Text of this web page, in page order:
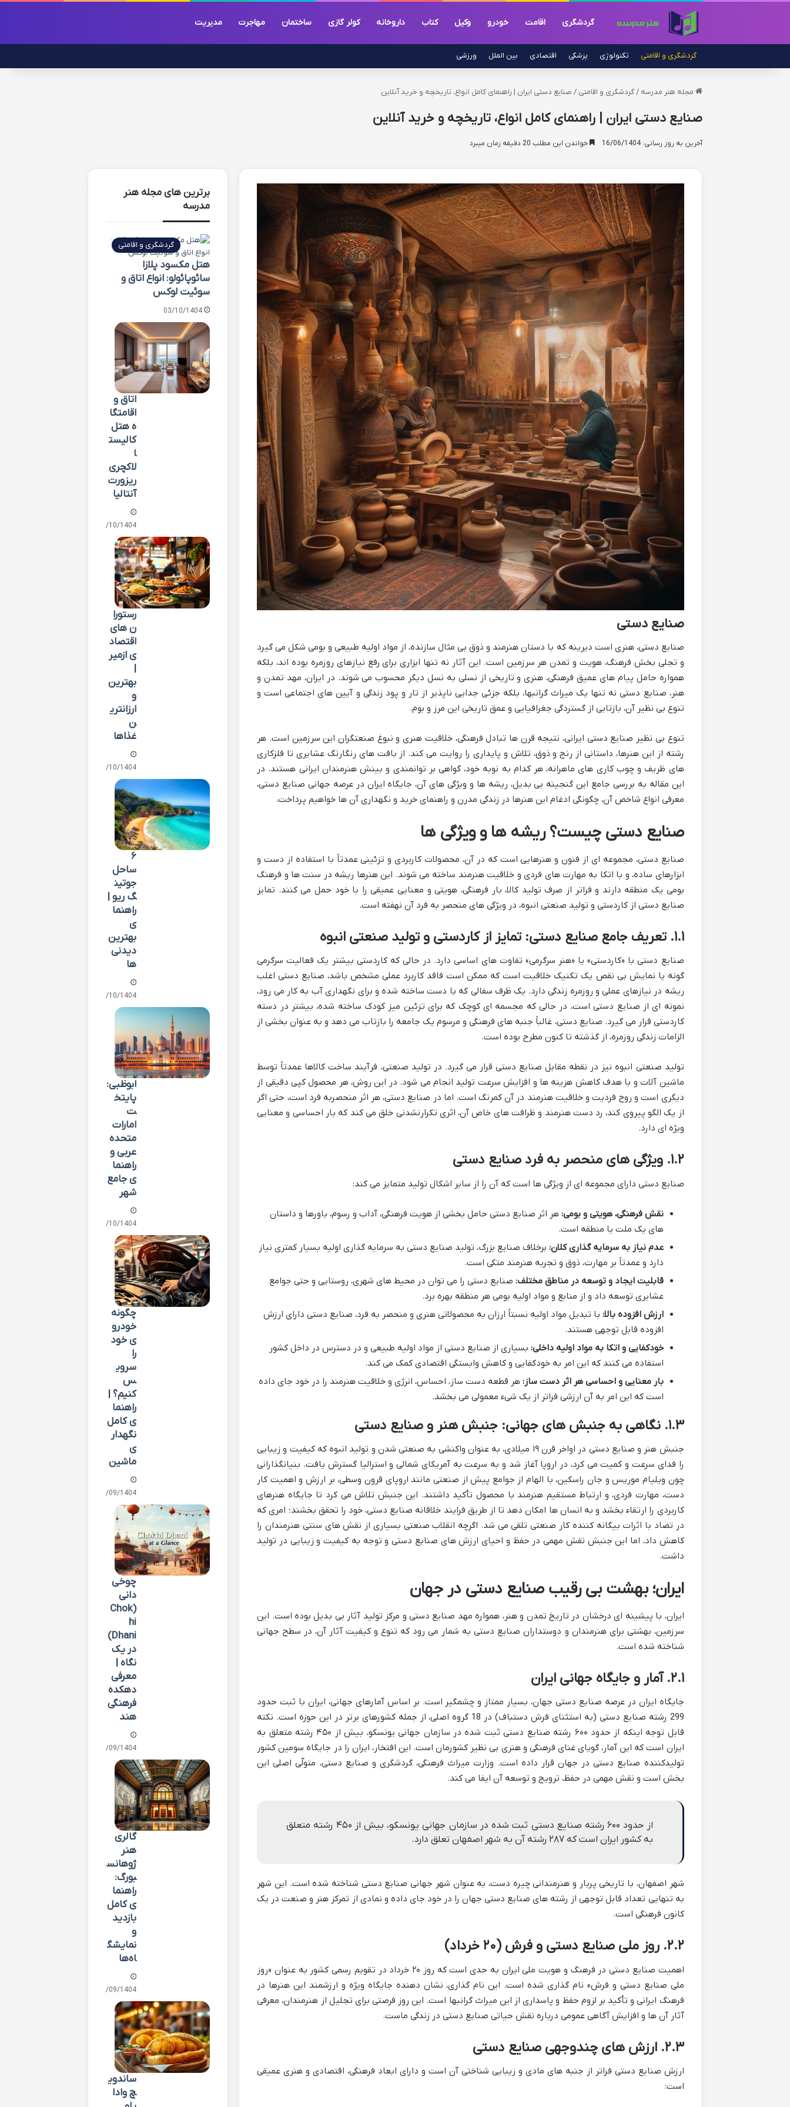
گردشگری اقامت خودرو وکیل کتاب داروخانه کولر گازی ساختمان مهاجرت مدیریت
گردشگری و اقامتی تکنولوژی پزشکی اقتصادی بین الملل ورزشی
مجله هنر مدرسه / گردشگری و اقامتی / صنایع دستی ایران | راهنمای کامل انواع، تاریخچه و خرید آنلاین
صنایع دستی ایران | راهنمای کامل انواع، تاریخچه و خرید آنلاین
آخرین به روز رسانی: 16/06/1404 خواندن این مطلب 20 دقیقه زمان میبرد
صنایع دستی
صنایع دستی، هنری است دیرینه که با دستان هنرمند و ذوق بی مثال سازنده، از مواد اولیه طبیعی و بومی شکل می گیرد
و تجلی بخش فرهنگ، هویت و تمدن هر سرزمین است. این آثار نه تنها ابزاری برای رفع نیازهای روزمره بوده اند، بلکه
همواره حامل پیام های عمیق فرهنگی، هنری و تاریخی از نسلی به نسل دیگر محسوب می شوند. در ایران، مهد تمدن و
هنر، صنایع دستی نه تنها یک میراث گرانبها، بلکه جزئی جدایی ناپذیر از تار و پود زندگی و آیین های اجتماعی است و
تنوع بی نظیر آن، بازتابی از گستردگی جغرافیایی و عمق تاریخی این مرز و بوم.
تنوع بی نظیر صنایع دستی ایرانی، نتیجه قرن ها تبادل فرهنگی، خلاقیت هنری و نبوغ صنعتگران این سرزمین است. هر
رشته از این هنرها، داستانی از رنج و ذوق، تلاش و پایداری را روایت می کند. از بافت های رنگارنگ عشایری تا فلزکاری
های ظریف و چوب کاری های ماهرانه، هر کدام به نوبه خود، گواهی بر توانمندی و بینش هنرمندان ایرانی هستند. در
این مقاله به بررسی جامع این گنجینه بی بدیل، ریشه ها و ویژگی های آن، جایگاه ایران در عرصه جهانی صنایع دستی،
معرفی انواع شاخص آن، چگونگی ادغام این هنرها در زندگی مدرن و راهنمای خرید و نگهداری آن ها خواهیم پرداخت.
صنایع دستی چیست؟ ریشه ها و ویژگی ها
صنایع دستی، مجموعه ای از فنون و هنرهایی است که در آن، محصولات کاربردی و تزئینی عمدتاً با استفاده از دست و
ابزارهای ساده، و با اتکا به مهارت های فردی و خلاقیت هنرمند ساخته می شوند. این هنرها ریشه در سنت ها و فرهنگ
بومی یک منطقه دارند و فراتر از صرف تولید کالا، بار فرهنگی، هویتی و معنایی عمیقی را با خود حمل می کنند. تمایز
صنایع دستی از کاردستی و تولید صنعتی انبوه، در ویژگی های منحصر به فرد آن نهفته است.
۱.۱. تعریف جامع صنایع دستی: تمایز از کاردستی و تولید صنعتی انبوه
صنایع دستی با «کاردستی» یا «هنر سرگرمی» تفاوت های اساسی دارد. در حالی که کاردستی بیشتر یک فعالیت سرگرمی
گونه یا نمایش بی نقص یک تکنیک خلاقیت است که ممکن است فاقد کاربرد عملی مشخص باشد، صنایع دستی اغلب
ریشه در نیازهای عملی و روزمره زندگی دارد. یک ظرف سفالی که با دست ساخته شده و برای نگهداری آب به کار می رود،
نمونه ای از صنایع دستی است، در حالی که مجسمه ای کوچک که برای تزئین میز کودک ساخته شده، بیشتر در دسته
کاردستی قرار می گیرد. صنایع دستی، غالباً جنبه های فرهنگی و مرسوم یک جامعه را بازتاب می دهد و به عنوان بخشی از
الزامات زندگی روزمره، از گذشته تا کنون مطرح بوده است.
تولید صنعتی انبوه نیز در نقطه مقابل صنایع دستی قرار می گیرد. در تولید صنعتی، فرآیند ساخت کالاها عمدتاً توسط
ماشین آلات و با هدف کاهش هزینه ها و افزایش سرعت تولید انجام می شود. در این روش، هر محصول کپی دقیقی از
دیگری است و روح فردیت و خلاقیت هنرمند در آن کمرنگ است. اما در صنایع دستی، هر اثر منحصربه فرد است، حتی اگر
از یک الگو پیروی کند، رد دست هنرمند و ظرافت های خاص آن، اثری تکرارنشدنی خلق می کند که بار احساسی و معنایی
ویژه ای دارد.
۱.۲. ویژگی های منحصر به فرد صنایع دستی
صنایع دستی دارای مجموعه ای از ویژگی ها است که آن را از سایر اشکال تولید متمایز می کند:
نقش فرهنگی، هویتی و بومی: هر اثر صنایع دستی حامل بخشی از هویت فرهنگی، آداب و رسوم، باورها و داستان
های یک ملت یا منطقه است.
عدم نیاز به سرمایه گذاری کلان: برخلاف صنایع بزرگ، تولید صنایع دستی به سرمایه گذاری اولیه بسیار کمتری نیاز
دارد و عمدتاً بر مهارت، ذوق و تجربه هنرمند متکی است.
قابلیت ایجاد و توسعه در مناطق مختلف: صنایع دستی را می توان در محیط های شهری، روستایی و حتی جوامع
عشایری توسعه داد و از منابع و مواد اولیه بومی هر منطقه بهره برد.
ارزش افزوده بالا: با تبدیل مواد اولیه نسبتاً ارزان به محصولاتی هنری و منحصر به فرد، صنایع دستی دارای ارزش
افزوده قابل توجهی هستند.
خودکفایی و اتکا به مواد اولیه داخلی: بسیاری از صنایع دستی از مواد اولیه طبیعی و در دسترس در داخل کشور
استفاده می کنند که این امر به خودکفایی و کاهش وابستگی اقتصادی کمک می کند.
بار معنایی و احساسی هر اثر دست ساز: هر قطعه دست ساز، احساس، انرژی و خلاقیت هنرمند را در خود جای داده
است که این امر به آن ارزشی فراتر از یک شیء معمولی می بخشد.
۱.۳. نگاهی به جنبش های جهانی: جنبش هنر و صنایع دستی
جنبش هنر و صنایع دستی در اواخر قرن ۱۹ میلادی، به عنوان واکنشی به صنعتی شدن و تولید انبوه که کیفیت و زیبایی
را فدای سرعت و کمیت می کرد، در اروپا آغاز شد و به سرعت به آمریکای شمالی و استرالیا گسترش یافت. بنیانگذارانی
چون ویلیام موریس و جان راسکین، با الهام از جوامع پیش از صنعتی مانند اروپای قرون وسطی، بر ارزش و اهمیت کار
دست، مهارت فردی، و ارتباط مستقیم هنرمند با محصول تأکید داشتند. این جنبش تلاش می کرد تا جایگاه هنرهای
کاربردی را ارتقاء بخشد و به انسان ها امکان دهد تا از طریق فرایند خلاقانه صنایع دستی، خود را تحقق بخشند؛ امری که
در تضاد با اثرات بیگانه کننده کار صنعتی تلقی می شد. اگرچه انقلاب صنعتی بسیاری از نقش های سنتی هنرمندان را
کاهش داد، اما این جنبش نقش مهمی در حفظ و احیای ارزش های صنایع دستی و توجه به کیفیت و زیبایی در تولید
داشت.
ایران؛ بهشت بی رقیب صنایع دستی در جهان
ایران، با پیشینه ای درخشان در تاریخ تمدن و هنر، همواره مهد صنایع دستی و مرکز تولید آثار بی بدیل بوده است. این
سرزمین، بهشتی برای هنرمندان و دوستداران صنایع دستی به شمار می رود که تنوع و کیفیت آثار آن، در سطح جهانی
شناخته شده است.
۲.۱. آمار و جایگاه جهانی ایران
جایگاه ایران در عرصه صنایع دستی جهان، بسیار ممتاز و چشمگیر است. بر اساس آمارهای جهانی، ایران با ثبت حدود
299 رشته صنایع دستی (به استثنای فرش دستباف) در 18 گروه اصلی، از جمله کشورهای برتر در این حوزه است. نکته
قابل توجه اینکه از حدود ۶۰۰ رشته صنایع دستی ثبت شده در سازمان جهانی یونسکو، بیش از ۴۵۰ رشته متعلق به
ایران است که این آمار، گویای غنای فرهنگی و هنری بی نظیر کشورمان است. این افتخار، ایران را در جایگاه سومین کشور
تولیدکننده صنایع دستی در جهان قرار داده است. وزارت میراث فرهنگی، گردشگری و صنایع دستی، متولّی اصلی این
بخش است و نقش مهمی در حفظ، ترویج و توسعه آن ایفا می کند.
از حدود ۶۰۰ رشته صنایع دستی ثبت شده در سازمان جهانی یونسکو، بیش از ۴۵۰ رشته متعلق
به کشور ایران است که ۲۸۷ رشته آن به شهر اصفهان تعلق دارد.
شهر اصفهان، با تاریخی پربار و هنرمندانی چیره دست، به عنوان شهر جهانی صنایع دستی شناخته شده است. این شهر
به تنهایی تعداد قابل توجهی از رشته های صنایع دستی جهان را در خود جای داده و نمادی از تمرکز هنر و صنعت در یک
کانون فرهنگی است.
۲.۲. روز ملی صنایع دستی و فرش (۲۰ خرداد)
اهمیت صنایع دستی در فرهنگ و هویت ملی ایران به حدی است که روز ۲۰ خرداد در تقویم رسمی کشور به عنوان «روز
ملی صنایع دستی و فرش» نام گذاری شده است. این نام گذاری، نشان دهنده جایگاه ویژه و ارزشمند این هنرها در
فرهنگ ایرانی و تأکید بر لزوم حفظ و پاسداری از این میراث گرانبها است. این روز فرصتی برای تجلیل از هنرمندان، معرفی
آثار آن ها و افزایش آگاهی عمومی درباره نقش حیاتی صنایع دستی در زندگی ماست.
۲.۳. ارزش های چندوجهی صنایع دستی
ارزش صنایع دستی فراتر از جنبه های مادی و زیبایی شناختی آن است و دارای ابعاد فرهنگی، اقتصادی و هنری عمیقی
است:
برترین های مجله هنر
مدرسه
گردشگری و اقامتی
هتل مکسود پلازا
سائوپائولو: انواع اتاق و
سوئیت لوکس
03/10/1404
اتاق و
اقامتگا
ه هتل
کالیست
ا
لاکچری
ریزورت
آنتالیا
02/10/1404
رستورا
ن های
اقتصاد
ی ازمیر
|
بهترین
و
ارزانتری
ن
غذاها
01/10/1404
۶
ساحل
جوتین
گ ریو |
راهنما
ی
بهترین
دیدنی‌
ها
01/10/1404
ابوظبی:
پایتخ
ت
امارات
متحده
عربی و
راهنما
ی جامع
شهر
01/10/1404
چگونه
خودرو
ی خود
را
سروی
س
کنیم؟ |
راهنما
ی کامل
نگهدار
ی
ماشین
30/09/1404
چوخی
دانی
(Chok
hi
Dhani)
در یک
نگاه |
معرفی
دهکده
فرهنگی
هند
30/09/1404
گالری
هنر
ژوهانس
بورگ:
راهنما
ی کامل
بازدید
و
نمایشگ
اه‌ها
29/09/1404
ساندوی
چ وادا